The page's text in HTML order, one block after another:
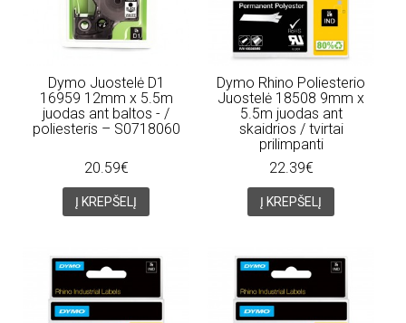
Dymo Juostelė D1
16959 12mm x 5.5m
juodas ant baltos - /
poliesteris – S0718060
20.59€
Į KREPŠELĮ
Dymo Rhino Poliesterio
Juostelė 18508 9mm x
5.5m juodas ant
skaidrios / tvirtai
prilimpanti
22.39€
Į KREPŠELĮ